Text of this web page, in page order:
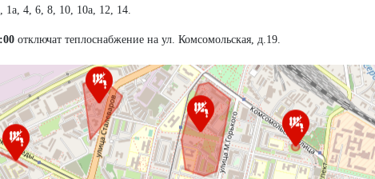
4, 6, 8, 10, 10а, 12, 14.
отключат теплоснабжение на ул. Комсомольская, д.19.